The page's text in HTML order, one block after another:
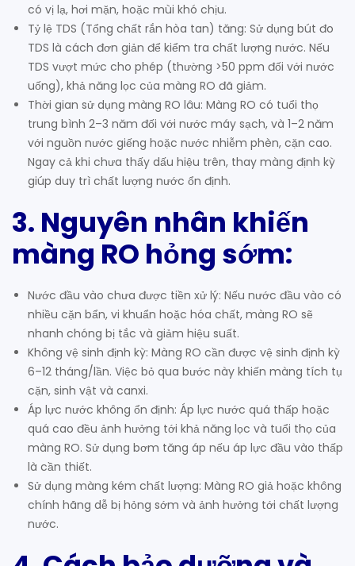
có vị lạ, hơi mặn, hoặc mùi khó chịu.
Tỷ lệ TDS (Tổng chất rắn hòa tan) tăng: Sử dụng bút đo
TDS là cách đơn giản để kiểm tra chất lượng nước. Nếu
TDS vượt mức cho phép (thường >50 ppm đối với nước
uống), khả năng lọc của màng RO đã giảm.
Thời gian sử dụng màng RO lâu: Màng RO có tuổi thọ
trung bình 2–3 năm đối với nước máy sạch, và 1–2 năm
với nguồn nước giếng hoặc nước nhiễm phèn, cặn cao.
Ngay cả khi chưa thấy dấu hiệu trên, thay màng định kỳ
giúp duy trì chất lượng nước ổn định.
3. Nguyên nhân khiến
màng RO hỏng sớm:
Nước đầu vào chưa được tiền xử lý: Nếu nước đầu vào có
nhiều cặn bẩn, vi khuẩn hoặc hóa chất, màng RO sẽ
nhanh chóng bị tắc và giảm hiệu suất.
Không vệ sinh định kỳ: Màng RO cần được vệ sinh định kỳ
6–12 tháng/lần. Việc bỏ qua bước này khiến màng tích tụ
cặn, sinh vật và canxi.
Áp lực nước không ổn định: Áp lực nước quá thấp hoặc
quá cao đều ảnh hưởng tới khả năng lọc và tuổi thọ của
màng RO. Sử dụng bơm tăng áp nếu áp lực đầu vào thấp
là cần thiết.
Sử dụng màng kém chất lượng: Màng RO giả hoặc không
chính hãng dễ bị hỏng sớm và ảnh hưởng tới chất lượng
nước.